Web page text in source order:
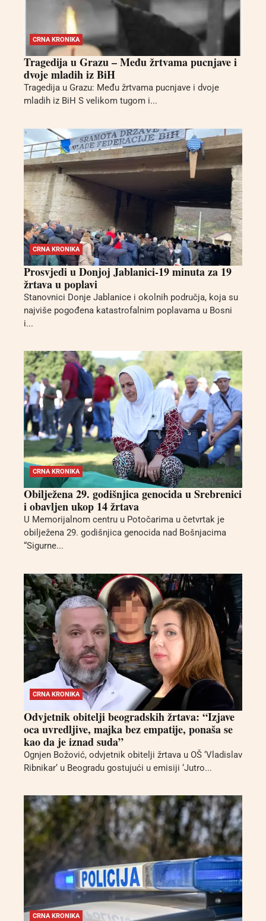
CRNA KRONIKA
Tragedija u Grazu – Među žrtvama pucnjave i
dvoje mladih iz BiH
Tragedija u Grazu: Među žrtvama pucnjave i dvoje
mladih iz BiH S velikom tugom i...
CRNA KRONIKA
Prosvjedi u Donjoj Jablanici-19 minuta za 19
žrtava u poplavi
Stanovnici Donje Jablanice i okolnih područja, koja su
najviše pogođena katastrofalnim poplavama u Bosni
i...
CRNA KRONIKA
Obilježena 29. godišnjica genocida u Srebrenici
i obavljen ukop 14 žrtava
U Memorijalnom centru u Potočarima u četvrtak je
obilježena 29. godišnjica genocida nad Bošnjacima
“Sigurne...
CRNA KRONIKA
Odvjetnik obitelji beogradskih žrtava: “Izjave
oca uvredljive, majka bez empatije, ponaša se
kao da je iznad suda”
Ognjen Božović, odvjetnik obitelji žrtava u OŠ ‘Vladislav
Ribnikar‘ u Beogradu gostujući u emisiji ‘Jutro...
CRNA KRONIKA